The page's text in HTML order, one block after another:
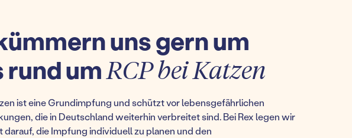
uns gern um
rund umRCP bei Katzen
ist eine Grundimpfung und schützt vor lebensgefährlichen
die in Deutschland weiterhin verbreitet sind. Bei Rex legen wir
darauf, die Impfung individuell zu planen und den